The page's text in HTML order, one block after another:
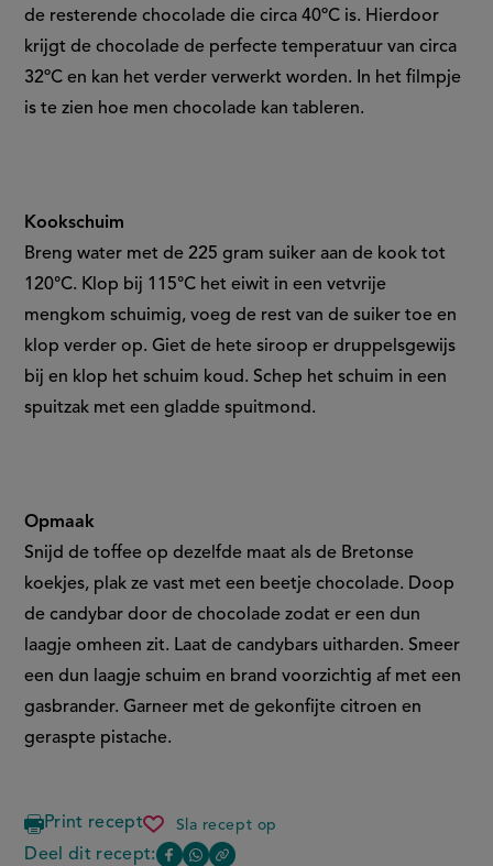
de resterende chocolade die circa 40ºC is. Hierdoor
krijgt de chocolade de perfecte temperatuur van circa
32ºC en kan het verder verwerkt worden. In het filmpje
is te zien hoe men chocolade kan tableren.
Kookschuim
Breng water met de 225 gram suiker aan de kook tot
120°C. Klop bij 115°C het eiwit in een vetvrije
mengkom schuimig, voeg de rest van de suiker toe en
klop verder op. Giet de hete siroop er druppelsgewijs
bij en klop het schuim koud. Schep het schuim in een
spuitzak met een gladde spuitmond.
Opmaak
Snijd de toffee op dezelfde maat als de Bretonse
koekjes, plak ze vast met een beetje chocolade. Doop
de candybar door de chocolade zodat er een dun
laagje omheen zit. Laat de candybars uitharden. Smeer
een dun laagje schuim en brand voorzichtig af met een
gasbrander. Garneer met de gekonfijte citroen en
geraspte pistache.
Print recept Sla recept op
caramel
candy
Deel dit recept: